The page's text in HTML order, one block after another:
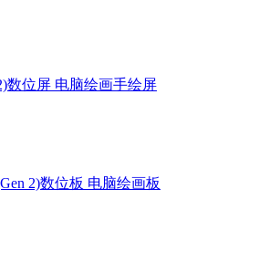
数位屏 电脑绘画手绘屏
2)数位板 电脑绘画板